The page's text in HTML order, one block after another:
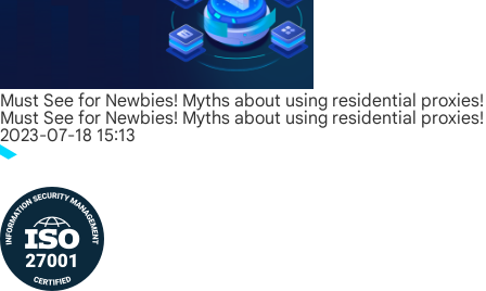
Must See for Newbies! Myths about using residential proxies!
Must See for Newbies! Myths about using residential proxies!
2023-07-18 15:13